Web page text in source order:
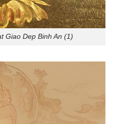
Giao Dep Binh An (1)